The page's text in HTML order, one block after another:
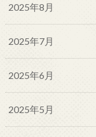
2025年8月
2025年7月
2025年6月
2025年5月